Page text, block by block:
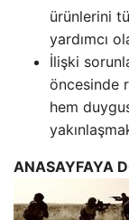
ürünlerini
yardımcı
İlişki
öncesinde
hem
ANASAYFAYA